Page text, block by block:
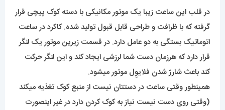
در قلب این ساعت زیبا یک موتور مکانیکی با دسته کوک پیچی قرار
گرفته که با ظرافت و طراحی قابل قبول تولید شده. کاکرد در ساعت
اتوماتیک بستگی به دو عامل دارد. در قسمت زیرین موتور یک لنگر
قرار دارد که هرزمان دست شما لرزشی ایجاد کند و این لنگر حرکت
کند باعث شارژ شدن فلایوِل موتور میشود.
همینطور وقتی ساعت در دستتان نیست از منبع کوک تغذیه میکند
(وقتی روی دست نیست نیاز به کوک کردن دارد در غیر اینصورت